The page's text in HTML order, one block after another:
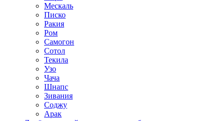
Мескаль
Писко
Ракия
Ром
Самогон
Сотол
Текила
Узо
Чача
Шнапс
Зивания
Соджу
Арак